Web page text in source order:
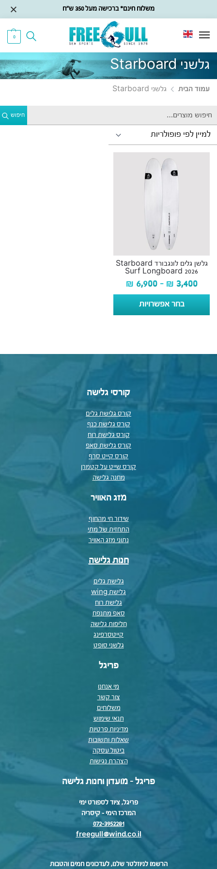
משלוח חינם* ברכישה מעל 350 ש״ח
0
גלשני Starboard
עמוד הבית גלשני Starboard
חיפוש
גלשן גלים לונגבורד Starboard
Surf Longboard 2026
₪ 3,400
–
₪ 6,900
בחר אפשרויות
קורסי גלישה
קורס גלישת גלים
קורס גלישת כנף
קורס גלישת רוח
קורס גלישת סאפ
קורס קייט סרף
קורס שייט על קטמרן
מחנה גלישה
מזג האוויר
שידור חי מהחוף
התחזית של מתי
נתוני מזג האוויר
חנות גלישה
גלישת גלים
גלישת wing
גלישת רוח
סאפ מתנפח
חליפות גלישה
קייטסרפינג
גלשני סופט
פריגל
מי אנחנו
צור קשר
משלוחים
תנאי שימוש
מדיניות פרטיות
שאלות ותשובות
ביטול עסקה
הצהרת נגישות
פריגל - מועדון וחנות גלישה
פריגל, ציוד לספורט ימי
המרכז הימי – קיסריה
072-3952281
freegull@wind.co.il
הרשמו לניוזלטר שלנו, לעדכונים חמים והטבות